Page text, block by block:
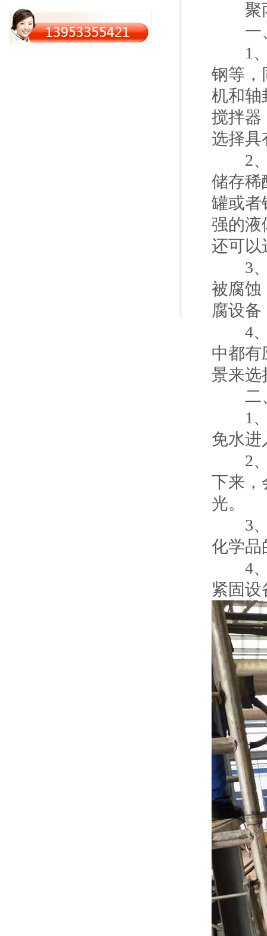
聚丙
一、
1、
钢等，
机和轴
搅拌器
选择具
2、
储存稀
罐或者
强的液
还可以
3、
被腐蚀
腐设
4、
中都有
景来选
二、
1、
免水进
2、
下来，
光。
3、
化学品
4、
紧固设